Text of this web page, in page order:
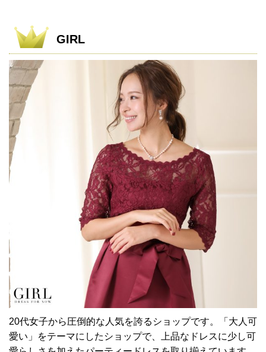
GIRL
20代女子から圧倒的な人気を誇るショップです。「大人可
愛い」をテーマにしたショップで、上品なドレスに少し可